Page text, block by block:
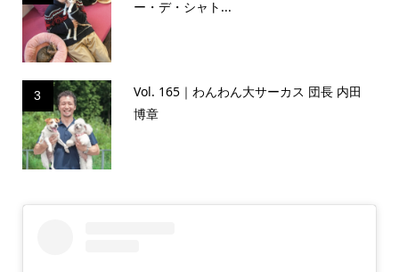
ー・デ・シャト...
3
Vol. 165｜わんわん大サーカス 団長 内田
博章